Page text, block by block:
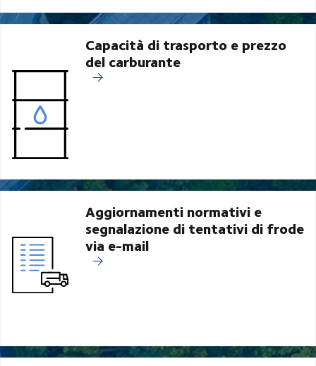
Capacità di trasporto e prezzo
del carburante
Aggiornamenti normativi e
segnalazione di tentativi di frode
via e-mail